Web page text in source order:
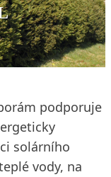
podporuje
solárního
vody, na